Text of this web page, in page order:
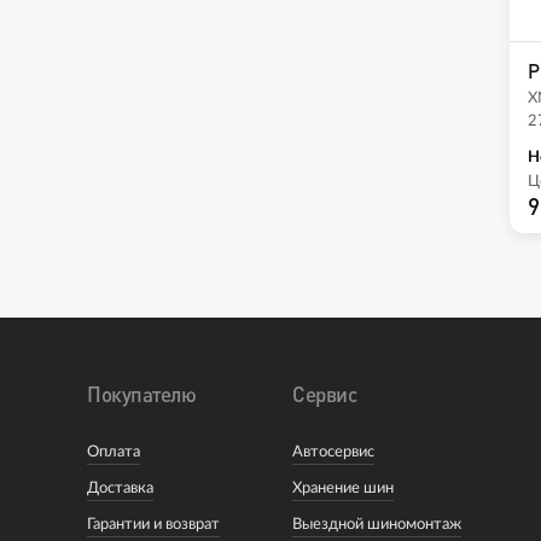
Покупателю
Оплата
Доставка
Гарантии и возврат
Сервис
Автосервис
Хранение шин
Выездной шиномонтаж